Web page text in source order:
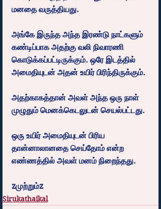
மனதை வருத்தியது.
அங்கே இருந்த அந்த இரண்டு நாட்களும்
கண்டிப்பாக அதற்கு வலி நிவாரணி
கொடுக்கப்பட்டிருக்கும். ஒரே இடத்தில்
அமைதியுடன் அதன் உயிர் பிரிந்திருக்கும்.
அதற்காகத்தான் அவள் அந்த ஒரு நாள்
முழுதும் மெனக்கெடலுடன் செயல்பட்டது.
ஒரு உயிர் அமைதியுடன் பிரிய
தான்னாலானதை செய்தோம் என்ற
எண்ணத்தில் அவள் மனம் நிறைந்தது.
zமுற்றும்z
Sirukathaikal